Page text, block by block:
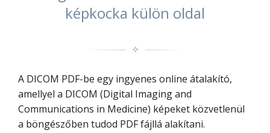
képkocka külön oldal
✧
A DICOM PDF-be egy ingyenes online átalakító,
amellyel a DICOM (Digital Imaging and
Communications in Medicine) képeket közvetlenül
a böngészőben tudod PDF fájllá alakítani.